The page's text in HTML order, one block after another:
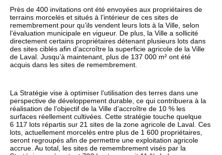
Près de 400 invitations ont été envoyées aux propriétaires de
terrains morcelés et situés à l’intérieur de ces sites de
remembrement pour qu’ils vendent leurs lots à la Ville, selon
l’évaluation municipale en vigueur. De plus, la Ville a sollicité
directement certains propriétaires détenant plusieurs lots dans
des sites ciblés afin d’accroître la superficie agricole de la Ville
de Laval. Jusqu’à maintenant, plus de 137 000 m² ont été
acquis dans les sites de remembrement.
La Stratégie vise à optimiser l’utilisation des terres dans une
perspective de développement durable, ce qui contribuera à la
réalisation de l’objectif de la Ville d’accroître de 10 % les
surfaces réellement cultivées. Cette stratégie touche quelque
6 117 lots répartis sur 21 sites de la zone agricole de Laval. Ces
lots, actuellement morcelés entre plus de 1 600 propriétaires,
seront regroupés afin de permettre une exploitation agricole
accrue. Au total, les sites de remembrement visés par la